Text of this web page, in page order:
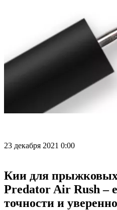
23 декабря 2021 0:00
Кии для прыжковых
Predator Air Rush –
точности и